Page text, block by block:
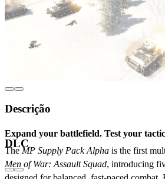
Descrição
Expand your battlefield. Test your
The MP Supply Pack Alpha is the first
Men of War: Assault Squad, introducing
DLC